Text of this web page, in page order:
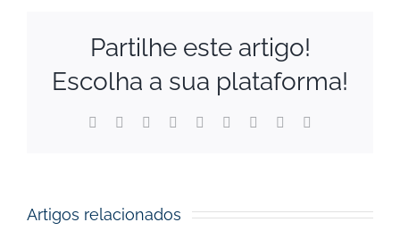
Partilhe este artigo!
Escolha a sua plataforma!
Facebook Reddit LinkedInWhatsApp
TumblrPinterest
Artigos relacionados
Prémios